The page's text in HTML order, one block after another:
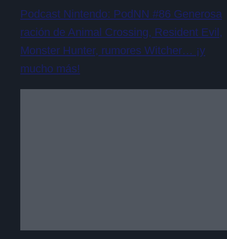
Podcast Nintendo: PodNN #86 Generosa
ración de Animal Crossing, Resident Evil,
Monster Hunter, rumores Witcher… ¡y
mucho más!